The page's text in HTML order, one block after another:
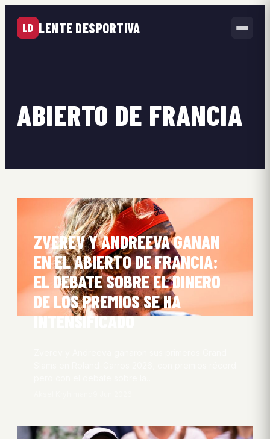
LD LENTE DESPORTIVA
ABIERTO DE FRANCIA
ZVEREV Y ANDREEVA GANAN
EN EL ABIERTO DE FRANCIA:
EL DEBATE SOBRE EL DINERO
DE LOS PREMIOS SE HA
INTENSIFICADO